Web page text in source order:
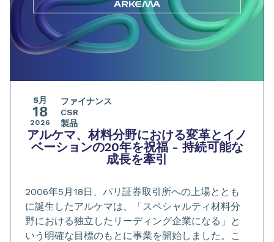
5月
18
2026
ファイナンス
CSR
製品
アルケマ、材料分野における変革とイノ
ベーションの20年を祝福 - 持続可能な
成長を牽引
2006年5月18日、パリ証券取引所への上場ととも
に誕生したアルケマは、「スペシャルティ材料分
野における独立したリーディング企業になる」と
いう明確な目標のもとに事業を開始しました。こ